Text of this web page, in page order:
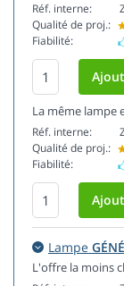
Réf. interne:
Qualité de proj.:
Fiabilité:
La même lampe
Réf. interne:
Qualité de proj.:
Fiabilité:
Lampe
L'offre la moins